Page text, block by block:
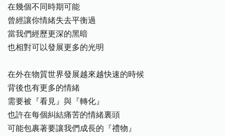
在幾個不同時期可能
曾經讓你情緒失去平衡過
當我們經歷更深的黑暗
也相對可以發展更多的光明
在外在物質世界發展越來越快速的時候
背後也有更多的情緒
需要被『看見』與『轉化』
也許在每個糾結痛苦的情緒裏頭
可能包裹著要讓我們成長的『禮物』